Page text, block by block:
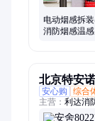
电动烟感拆
消防烟感温感
北京特安
安心购
综合
主营： 利达消
器、诺帝菲尔